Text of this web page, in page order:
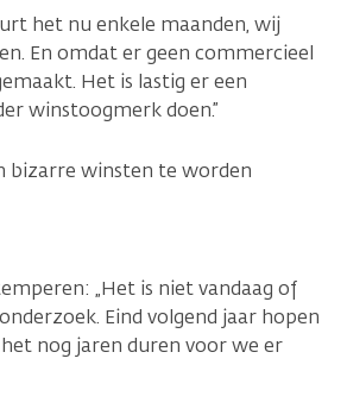
het nu enkele maanden, wij
En omdat er geen commercieel
Het is lastig er een
winstoogmerk doen.”
bizarre winsten te worden
„Het is niet vandaag of
Eind volgend jaar hopen
nog jaren duren voor we er